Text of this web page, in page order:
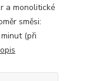
a monolitické
směsi:
(při